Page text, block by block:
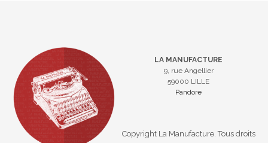
LA MANUFACTURE
9, rue Angellier
59000 LILLE
Pandore
Copyright La Manufacture. Tous droits